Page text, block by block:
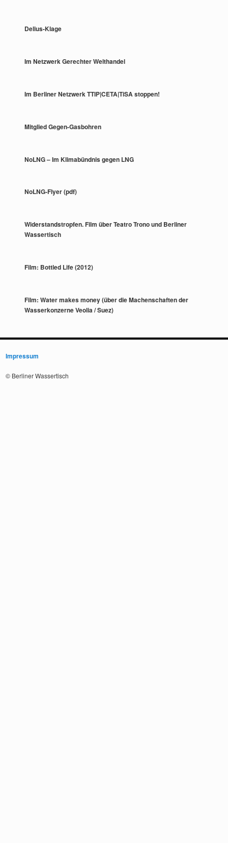
Delius-Klage
Im Netzwerk Gerechter Welthandel
Im Berliner Netzwerk TTIP|CETA|TiSA stoppen!
Mitglied Gegen-Gasbohren
NoLNG – Im Klimabündnis gegen LNG
NoLNG-Flyer (pdf)
Widerstandstropfen. Film über Teatro Trono und Berliner
Wassertisch
Film: Bottled Life (2012)
Film: Water makes money (über die Machenschaften der
Wasserkonzerne Veolia / Suez)
Impressum
© Berliner Wassertisch